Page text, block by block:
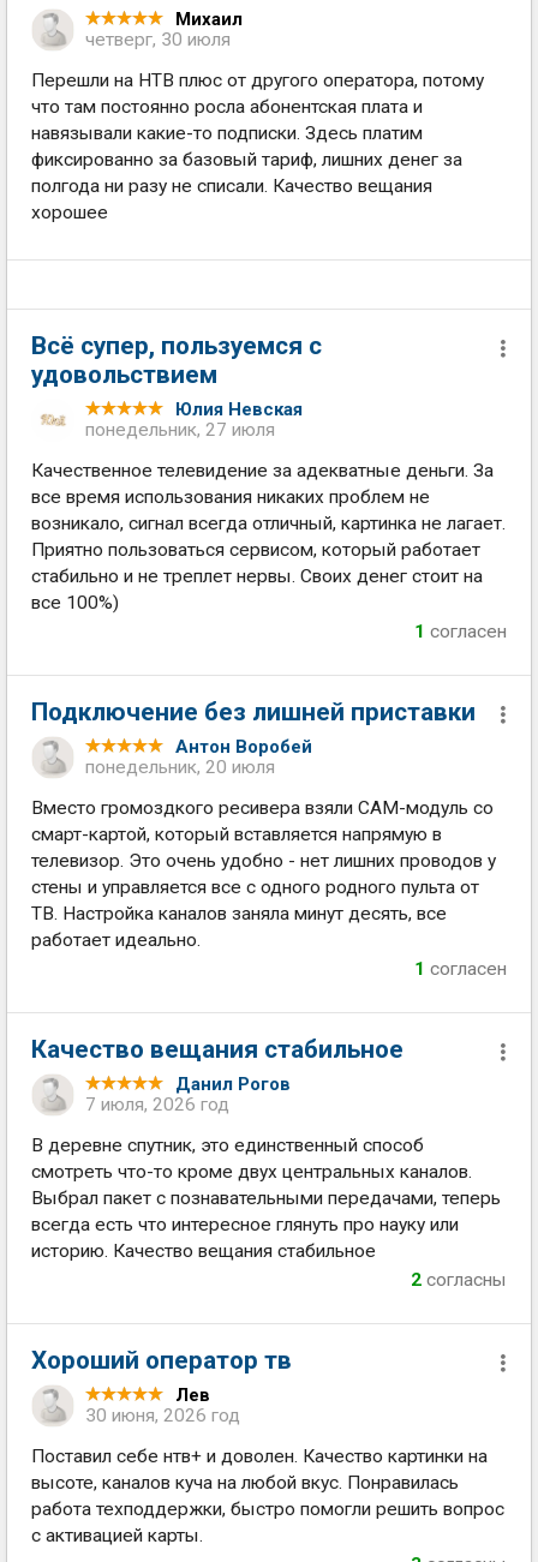
Михаил
четверг, 30 июля
Перешли на НТВ плюс от другого оператора, потому
что там постоянно росла абонентская плата и
навязывали какие-то подписки. Здесь платим
фиксированно за базовый тариф, лишних денег за
полгода ни разу не списали. Качество вещания
хорошее
Всё супер, пользуемся с
удовольствием
Юлия Невская
понедельник, 27 июля
Качественное телевидение за адекватные деньги. За
все время использования никаких проблем не
возникало, сигнал всегда отличный, картинка не лагает.
Приятно пользоваться сервисом, который работает
стабильно и не треплет нервы. Своих денег стоит на
все 100%)
1 согласен
Подключение без лишней приставки
Антон Воробей
понедельник, 20 июля
Вместо громоздкого ресивера взяли CAM-модуль со
смарт-картой, который вставляется напрямую в
телевизор. Это очень удобно - нет лишних проводов у
стены и управляется все с одного родного пульта от
ТВ. Настройка каналов заняла минут десять, все
работает идеально.
1 согласен
Качество вещания стабильное
Данил Рогов
7 июля, 2026 год
В деревне спутник, это единственный способ
смотреть что-то кроме двух центральных каналов.
Выбрал пакет с познавательными передачами, теперь
всегда есть что интересное глянуть про науку или
историю. Качество вещания стабильное
2 согласны
Хороший оператор тв
Лев
30 июня, 2026 год
Поставил себе нтв+ и доволен. Качество картинки на
высоте, каналов куча на любой вкус. Понравилась
работа техподдержки, быстро помогли решить вопрос
с активацией карты.